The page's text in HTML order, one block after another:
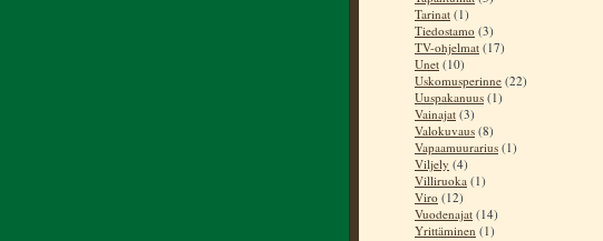
Tarinat (1)
Tiedostamo (3)
TV-ohjelmat (17)
Unet (10)
Uskomusperinne (22)
Uuspakanuus (1)
Vainajat (3)
Valokuvaus (8)
Vapaamuurarius (1)
Viljely (4)
Villiruoka (1)
Viro (12)
Vuodenajat (14)
Yrittäminen (1)